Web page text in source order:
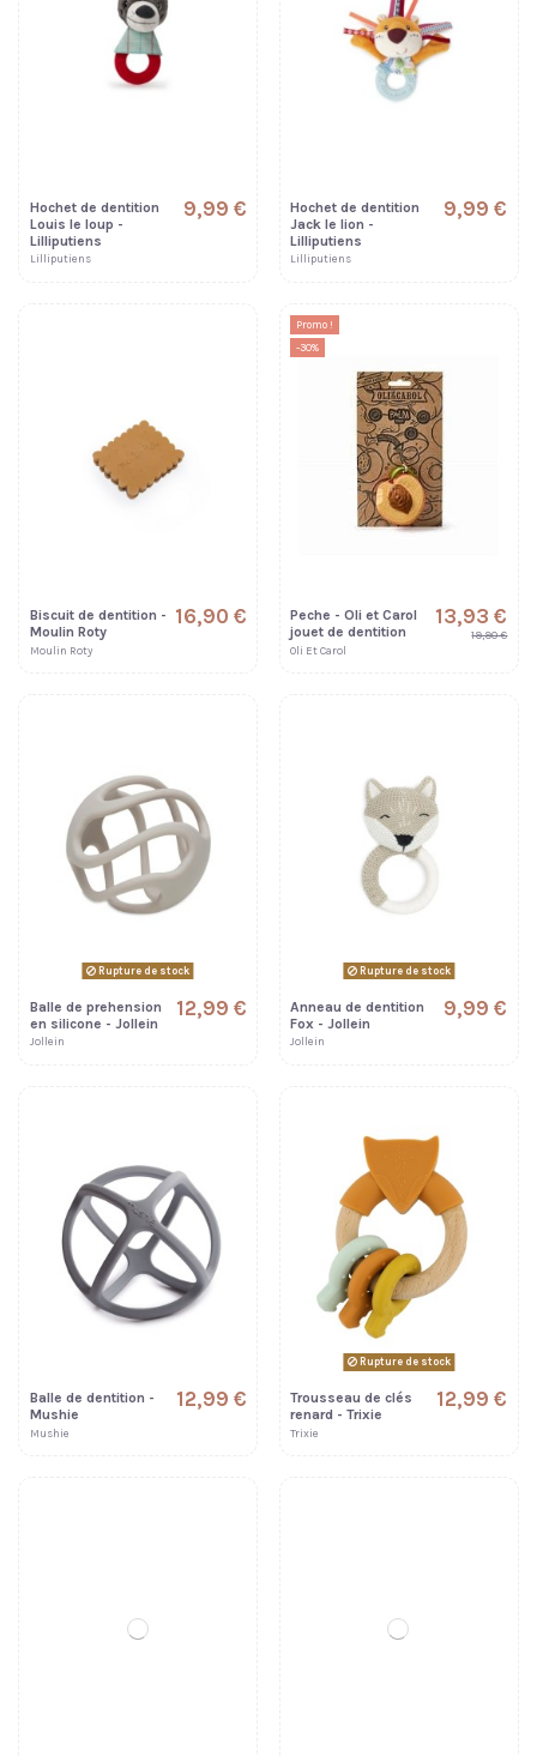
Hochet de dentition
Louis le loup -
Lilliputiens
Lilliputiens
9,99 €
Hochet de dentition
Jack le lion -
Lilliputiens
Lilliputiens
9,99 €
Biscuit de dentition -
Moulin Roty
Moulin Roty
16,90 €
Promo !
-30%
Peche - Oli et Carol
jouet de dentition
Oli Et Carol
13,93 €
19,90 €
Rupture de stock
Balle de prehension
en silicone - Jollein
Jollein
12,99 €
Rupture de stock
Anneau de dentition
Fox - Jollein
Jollein
9,99 €
Balle de dentition -
Mushie
Mushie
12,99 €
Rupture de stock
Trousseau de clés
renard - Trixie
Trixie
12,99 €